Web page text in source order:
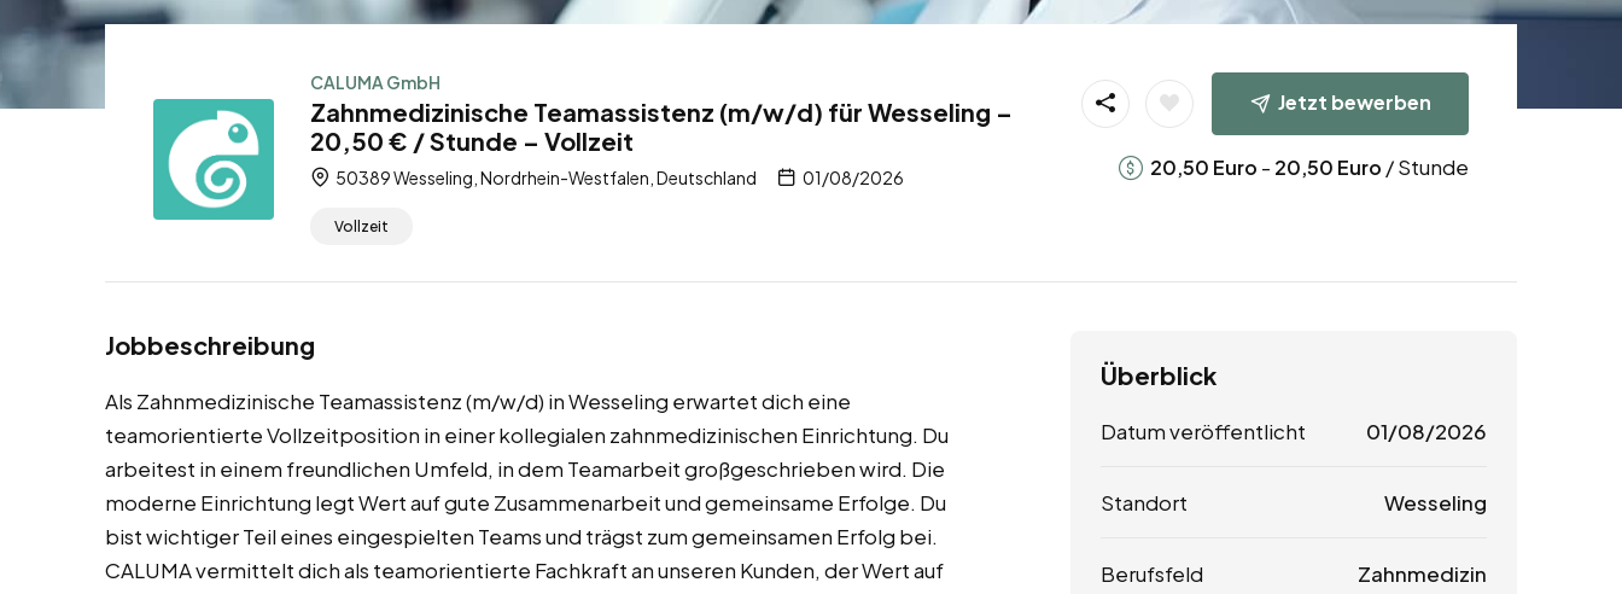
CALUMA GmbH
Zahnmedizinische Teamassistenz (m/w/d) für Wesseling –
20,50 € / Stunde – Vollzeit
50389 Wesseling, Nordrhein-Westfalen, Deutschland 01/08/2026
Vollzeit
Jetzt bewerben
20,50 Euro - 20,50 Euro / Stunde
Jobbeschreibung
Als Zahnmedizinische Teamassistenz (m/w/d) in Wesseling erwartet dich eine
teamorientierte Vollzeitposition in einer kollegialen zahnmedizinischen Einrichtung. Du
arbeitest in einem freundlichen Umfeld, in dem Teamarbeit großgeschrieben wird. Die
moderne Einrichtung legt Wert auf gute Zusammenarbeit und gemeinsame Erfolge. Du
bist wichtiger Teil eines eingespielten Teams und trägst zum gemeinsamen Erfolg bei.
CALUMA vermittelt dich als teamorientierte Fachkraft an unseren Kunden, der Wert auf
Überblick
Datum veröffentlicht 01/08/2026
Standort Wesseling
Berufsfeld Zahnmedizin